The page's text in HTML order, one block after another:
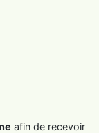
afin de recevoir